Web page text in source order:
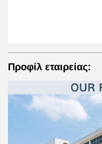
Προφίλ εταιρείας: